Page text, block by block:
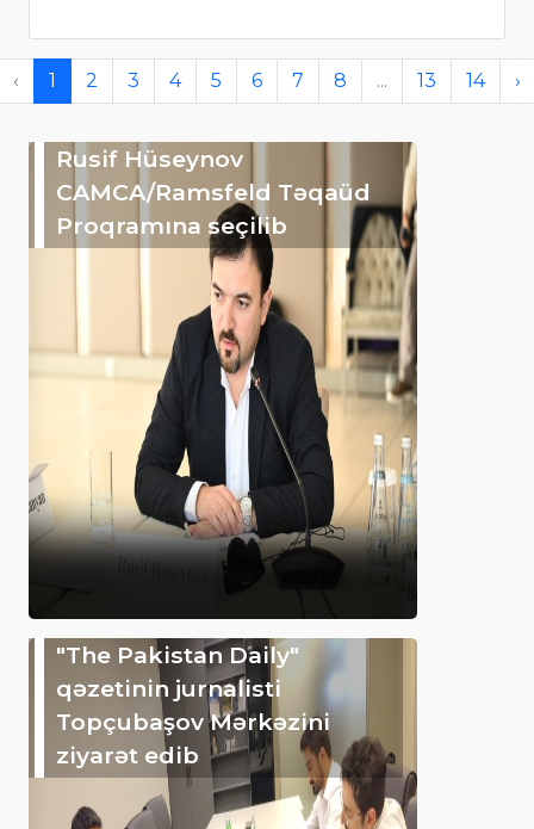
‹ 1 2 3 4 5 6 7 8 ... 13 14 ›
Rusif Hüseynov
CAMCA/Ramsfeld Təqaüd
Proqramına seçilib
"The Pakistan Daily"
qəzetinin jurnalisti
Topçubaşov Mərkəzini
ziyarət edib